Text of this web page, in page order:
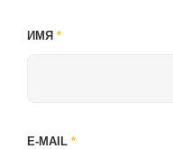
ИМЯ *
E-MAIL *